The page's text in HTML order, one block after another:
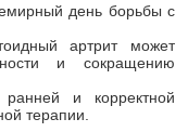
день борьбы с
артрит может
и сокращению
ранней и корректной
терапии.